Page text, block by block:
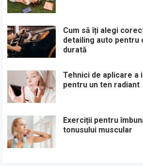
Cum să îți alegi
detailing auto pentru
durată
Tehnici de aplicare a
pentru un ten radiant
Exerciții pentru
tonusului muscular